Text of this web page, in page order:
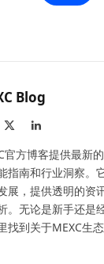
Blog
LinkedIn
官方博客提供最新
指南和行业洞察。
展，提供透明的资
。无论是新手还是
找到关于MEXC生